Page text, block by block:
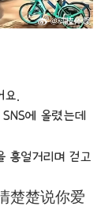
.
에 올렸는데
얼거리며 걷고
清楚楚说你爱